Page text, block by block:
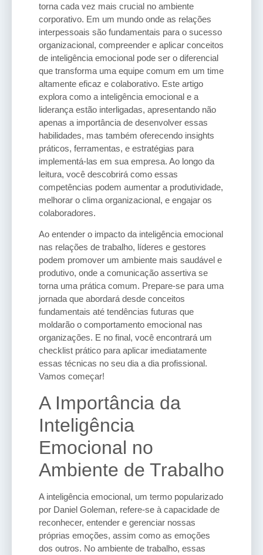
torna cada vez mais crucial no ambiente
corporativo. Em um mundo onde as relações
interpessoais são fundamentais para o sucesso
organizacional, compreender e aplicar conceitos
de inteligência emocional pode ser o diferencial
que transforma uma equipe comum em um time
altamente eficaz e colaborativo. Este artigo
explora como a inteligência emocional e a
liderança estão interligadas, apresentando não
apenas a importância de desenvolver essas
habilidades, mas também oferecendo insights
práticos, ferramentas, e estratégias para
implementá-las em sua empresa. Ao longo da
leitura, você descobrirá como essas
competências podem aumentar a produtividade,
melhorar o clima organizacional, e engajar os
colaboradores.
Ao entender o impacto da inteligência emocional
nas relações de trabalho, líderes e gestores
podem promover um ambiente mais saudável e
produtivo, onde a comunicação assertiva se
torna uma prática comum. Prepare-se para uma
jornada que abordará desde conceitos
fundamentais até tendências futuras que
moldarão o comportamento emocional nas
organizações. E no final, você encontrará um
checklist prático para aplicar imediatamente
essas técnicas no seu dia a dia profissional.
Vamos começar!
A Importância da
Inteligência
Emocional no
Ambiente de Trabalho
A inteligência emocional, um termo popularizado
por Daniel Goleman, refere-se à capacidade de
reconhecer, entender e gerenciar nossas
próprias emoções, assim como as emoções
dos outros. No ambiente de trabalho, essas